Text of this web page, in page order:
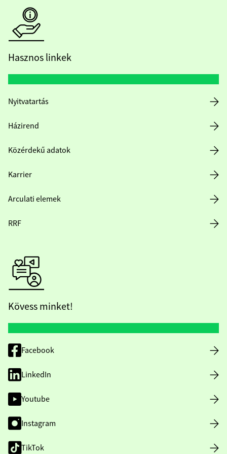
Hasznos linkek
Nyitvatartás
Házirend
Közérdekű adatok
Karrier
Arculati elemek
RRF
Kövess minket!
Facebook
LinkedIn
Youtube
Instagram
TikTok